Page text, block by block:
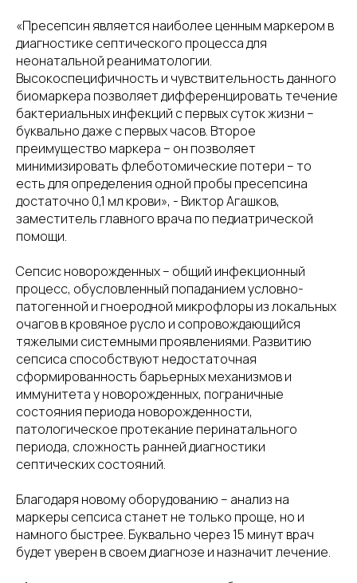
«Пресепсин является наиболее ценным маркером в
диагностике септического процесса для
неонатальной реаниматологии.
Высокоспецифичность и чувствительность данного
биомаркера позволяет дифференцировать течение
бактериальных инфекций с первых суток жизни –
буквально даже с первых часов. Второе
преимущество маркера – он позволяет
минимизировать флеботомические потери – то
есть для определения одной пробы пресепсина
достаточно 0,1 мл крови», - Виктор Агашков,
заместитель главного врача по педиатрической
помощи.
Сепсис новорожденных – общий инфекционный
процесс, обусловленный попаданием условно-
патогенной и гноеродной микрофлоры из локальных
очагов в кровяное русло и сопровождающийся
тяжелыми системными проявлениями. Развитию
сепсиса способствуют недостаточная
сформированность барьерных механизмов и
иммунитета у новорожденных, пограничные
состояния периода новорожденности,
патологическое протекание перинатального
периода, сложность ранней диагностики
септических состояний.
Благодаря новому оборудованию – анализ на
маркеры сепсиса станет не только проще, но и
намного быстрее. Буквально через 15 минут врач
будет уверен в своем диагнозе и назначит лечение.